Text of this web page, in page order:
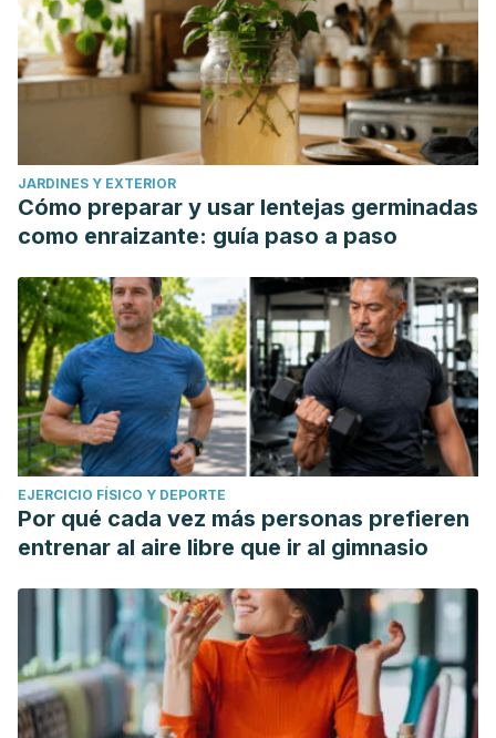
JARDINES Y EXTERIOR
Cómo preparar y usar lentejas germinadas
como enraizante: guía paso a paso
EJERCICIO FÍSICO Y DEPORTE
Por qué cada vez más personas prefieren
entrenar al aire libre que ir al gimnasio